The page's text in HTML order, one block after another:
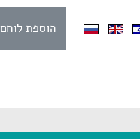
הוספת לוחם